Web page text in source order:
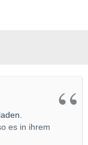
es in ihrem